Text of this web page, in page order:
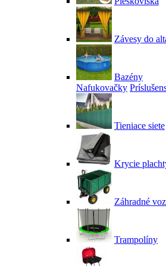
Závesy do
Bazény
Nafukovačky
Tieniace siete
Krycie
Záhradné
Trampolíny